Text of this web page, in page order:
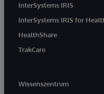
InterSystems IRIS
InterSystems IRIS for
HealthShare
TrakCare
Wissenszentrum